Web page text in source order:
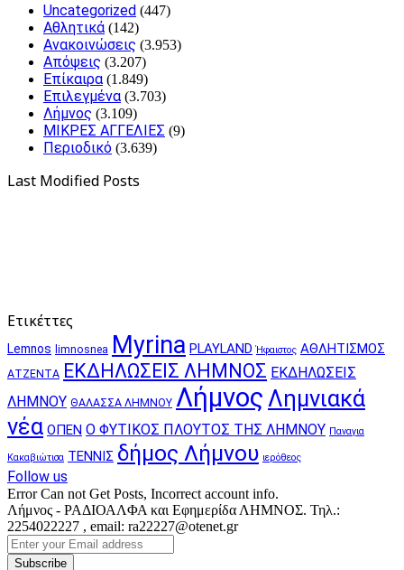
Uncategorized (447)
Αθλητικά (142)
Ανακοινώσεις (3.953)
Απόψεις (3.207)
Επίκαιρα (1.849)
Επιλεγμένα (3.703)
Λήμνος (3.109)
ΜΙΚΡΕΣ ΑΓΓΕΛΙΕΣ (9)
Περιοδικό (3.639)
Last Modified Posts
Ετικέττες
Lemnos limnosnea Myrina PLAYLAND Ήφαιστος ΑΘΛΗΤΙΣΜΟΣ
ΑΤΖΕΝΤΑ ΕΚΔΗΛΩΣΕΙΣ ΛΗΜΝΟΣ ΕΚΔΗΛΩΣΕΙΣ
ΛΗΜΝΟΥ ΘΑΛΑΣΣΑ ΛΗΜΝΟΥ Λήμνος Λημνιακά
νέα ΟΠΕΝ Ο ΦΥΤΙΚΟΣ ΠΛΟΥΤΟΣ ΤΗΣ ΛΗΜΝΟΥ Παναγια
Κακαβιώτισα ΤΕΝΝΙΣ δήμος Λήμνου ιερόθεος
Follow us
Error Can not Get Posts, Incorrect account info.
Λήμνος - ΡΑΔΙΟΑΛΦΑ και Εφημερίδα ΛΗΜΝΟΣ. Τηλ.:
2254022227 , email: ra22227@otenet.gr
Enter
your